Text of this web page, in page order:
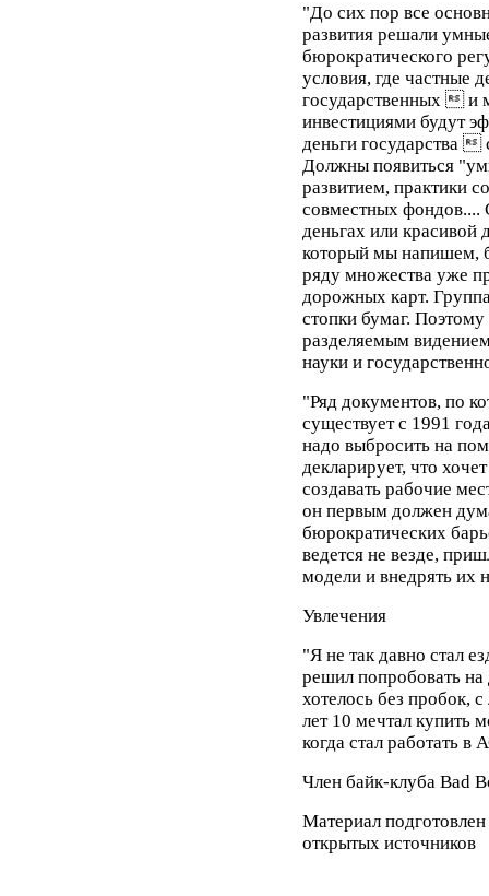
"До сих пор все
развития решали
бюрократического
условия, где частные
государственных  и
инвестициями будут
деньги государства
Должны появиться
развитием, практики
совместных
деньгах или
который мы напишем,
ряду множества уже
дорожных карт.
стопки бумаг.
разделяемым
науки и
"Ряд документов, по
существует с 1991
надо выбросить на
декларирует, что
создавать рабочие
он первым должен
бюрократических
ведется не везде,
модели и внедрять их
Увлечения
"Я не так давно стал
решил попробовать на
хотелось без пробок,
лет 10 мечтал купить
когда стал работать в
Член байк-клуба Bad
Материал
открытых источников